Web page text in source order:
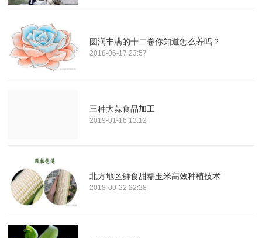
圆润丰满的十二卷你知道怎么养吗？
2018-06-17 23:57
三种大蒜食品加工
2019-01-16 13:12
北方地区鲜食甜糯玉米高效种植技术
2018-09-22 22:28